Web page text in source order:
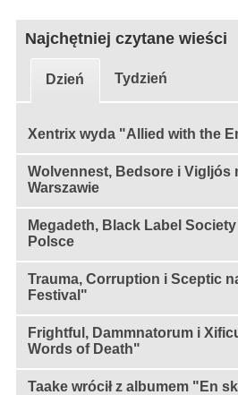
Najchętniej czytane wieści
Dzień Tydzień
Xentrix wyda "Allied with the
Wolvennest, Bedsore i Vigljós
Warszawie
Megadeth, Black Label
Polsce
Trauma, Corruption i Sceptic
Festival"
Frightful, Dammnatorum i
Words of Death"
Taake wrócił z albumem "En